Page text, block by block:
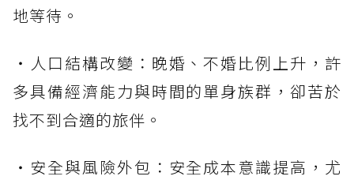
地等待。
・人口結構改變：晚婚、不婚比例上升，許
多具備經濟能力與時間的單身族群，卻苦於
找不到合適的旅伴。
・安全與風險外包：安全成本意識提高，尤